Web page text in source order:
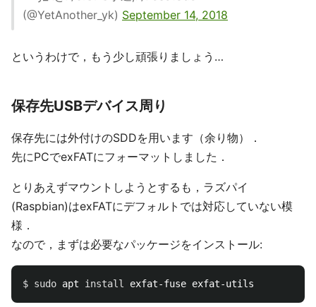
(@YetAnother_yk) September 14, 2018
というわけで，もう少し頑張りましょう…
保存先USBデバイス周り
保存先には外付けのSDDを用います（余り物）．
先にPCでexFATにフォーマットしました．
とりあえずマウントしようとするも，ラズパイ
(Raspbian)はexFATにデフォルトでは対応していない模
様．
なので，まずは必要なパッケージをインストール:
$ sudo apt install